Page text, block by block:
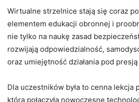
Wirtualne strzelnice stają się coraz
elementem edukacji obronnej i
nie tylko na naukę zasad
rozwijają odpowiedzialność,
oraz umiejętność działania pod presją
Dla uczestników była to cenna lekcja
która połączyła nowoczesne